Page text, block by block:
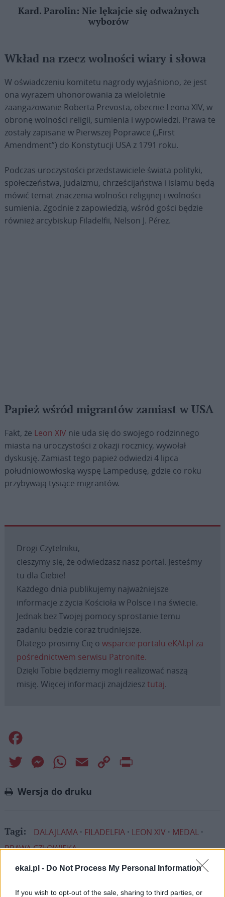
ekai.pl - Do Not Process My Personal Information
If you wish to opt-out of the sale, sharing to third parties, or
Kard. Parolin: Nie lękajcie się odważnych
wyborów
Wkład na rzecz wolności wiary i słowa
W oświadczeniu komitetu nagrody wyjaśniono, że jest
ona wyrazem uhonorowania za wieloletnie
zaangażowanie Roberta Prevosta, obecnie Leona XIV, w
obronę wolności religii, sumienia i wypowiedzi. Prawa te
zostały zapisane w Pierwszej Poprawce („First
Amendment”) do Konstytucji USA z 1791 roku.
Podczas uroczystości przedstawiciele świata polityki,
społeczeństwa, judaizmu, chrześcijaństwa i islamu będą
mówić temat znaczenia wolności religijnej i wolności
sumienia. Zgodnie z zapowiedzią, wśród gości będzie
również arcybiskup Filadelfii, Nelson J. Pérez.
Papież wśród migrantów zamiast w USA
Fakt, że Leon XIV nie uda się do swojego rodzinnego
miasta na uroczystości z okazji rocznicy, wywołał
dyskusję. Zamiast tego papież odwiedzi 4 lipca
południowowłoską wyspę Lampedusę, gdzie co roku
przybywają tysiące migrantów.
Drogi Czytelniku,
cieszymy się, że odwiedzasz nasz portal. Jesteśmy
tu dla Ciebie!
Każdego dnia publikujemy najważniejsze
informacje z życia Kościoła w Polsce i na świecie.
Jednak bez Twojej pomocy sprostanie temu
zadaniu będzie coraz trudniejsze.
Dlatego prosimy Cię o wsparcie portalu eKAI.pl za
pośrednictwem serwisu Patronite.
Dzięki Tobie będziemy mogli realizować naszą
misję. Więcej informacji znajdziesztutaj.
Twitter MessengerWhatsApp
Email
Copy
Wersja do druku
Tagi: DALAJLAMA FILADELFIA LEON XIV
MEDAL
PRAWA CZŁOWIEKA